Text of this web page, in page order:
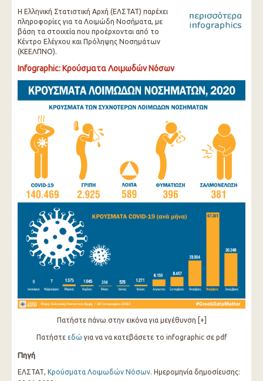
Η Ελληνική Στατιστική Αρχή (ΕΛΣΤΑΤ) παρέχει
πληροφορίες για τα Λοιμώδη Νοσήματα, με
βάση τα στοιχεία που προέρχονται από το
Κέντρο Ελέγχου και Πρόληψης Νοσημάτων
(ΚΕΕΛΠΝΟ).
Infographic: Κρούσματα Λοιμωδών Νόσων
Πατήστε πάνω στην εικόνα για μεγέθυνση [+]
Πατήστε εδώ για να να κατεβάσετε το infographic σε pdf
Πηγή
ΕΛΣΤΑΤ, Κρούσματα Λοιμωδών Νόσων. Ημερομηνία δημοσίευσης: